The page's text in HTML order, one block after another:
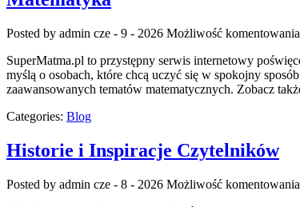
Posted by admin cze - 9 - 2026 Możliwość komentowania
SuperMatma.pl to przystępny serwis internetowy
myślą o osobach, które chcą uczyć się w spokojny
zaawansowanych tematów matematycznych. Zobacz
Categories: Blog
Historie i Inspiracje Czytelników
Posted by admin cze - 8 - 2026 Możliwość komentowania